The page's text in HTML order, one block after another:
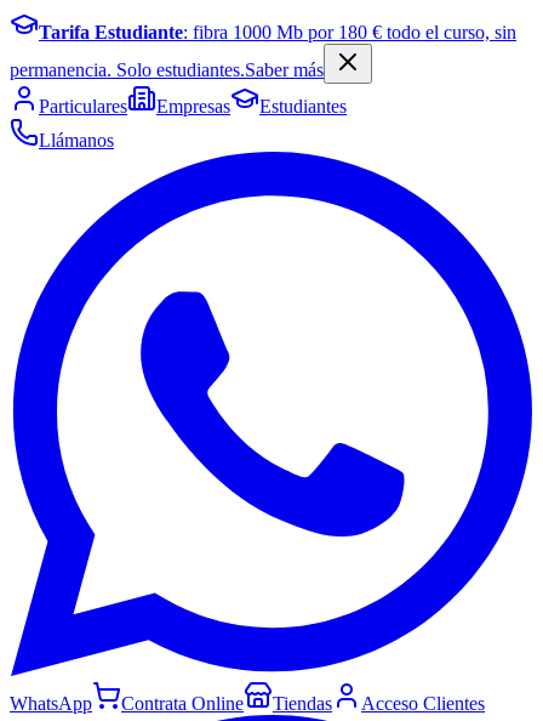
Tarifa Estudiante: fibra 1000 Mb por 180 € todo el curso, sin
permanencia. Solo estudiantes.Saber más
Particulares
Empresas
Estudiantes
Llámanos
WhatsApp Contrata Online Tiendas Acceso Clientes